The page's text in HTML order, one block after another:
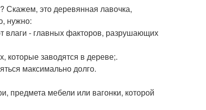
Скажем, это деревянная лавочка,
нужно:
влаги - главных факторов, разрушающих
которые заводятся в дереве;.
максимально долго.
предмета мебели или вагонки, которой